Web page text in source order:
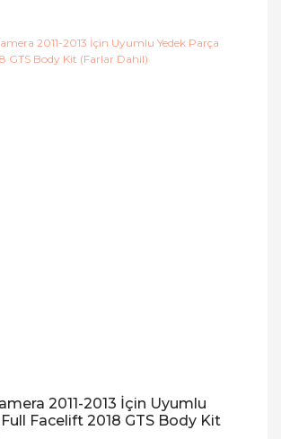
2011-2013 İçin Uyumlu
Facelift 2018 GTS Body Kit